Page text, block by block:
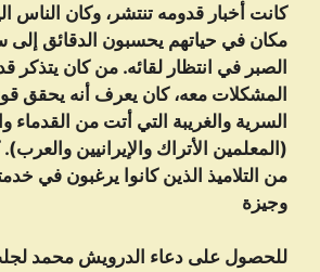
كانت أخبار قدومه تنتشر، وكان الناس
مكان في حياتهم يحسبون الدقائق إلى
الصبر في انتظار لقائه. من كان يتذكر
المشكلات معه، كان يعرف أنه يحقق
السرية والغريبة التي أتت من القدماء
(المعلمين الأتراك والإيرانيين
من التلاميذ الذين كانوا يرغبون في
وجيزة
للحصول على دعاء الدرویش محمد